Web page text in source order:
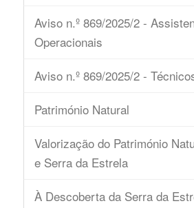
Aviso n.º 869/2025/2 -
Operacionais
Aviso n.º 869/2025/2 -
Património Natural
Valorização do Património
e Serra da Estrela
À Descoberta da Serra da